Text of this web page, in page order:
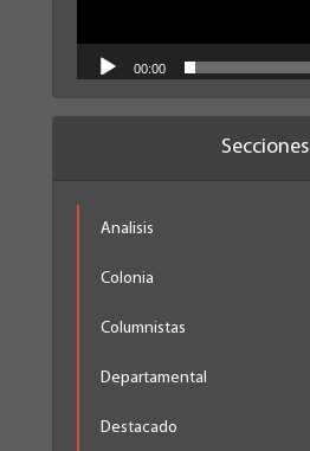
00:00
Secciones
Analisis
Colonia
Columnistas
Departamental
Destacado